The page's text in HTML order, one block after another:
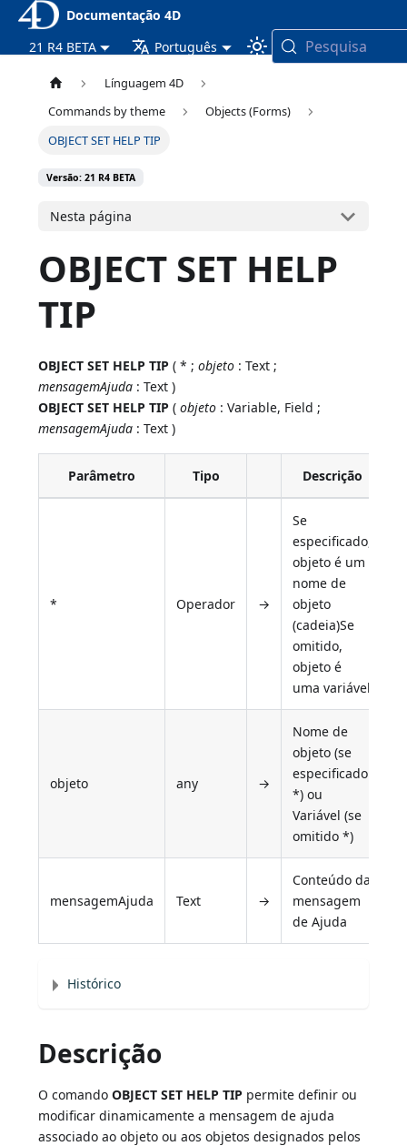
Documentação 4D
21 R4 BETA
Português Pesquisa
Línguagem 4D
Commands by theme
Objects (Forms)
OBJECT SET HELP TIP
Versão: 21 R4 BETA
Nesta página
OBJECT SET HELP
TIP
OBJECT SET HELP TIP ( * ;objeto : Text ;
mensagemAjuda : Text )
OBJECT SET HELP TIP (objeto : Variable, Field ;
mensagemAjuda : Text )
Parâmetro Tipo Descrição
* Operador →
Se
especificado,
objeto é um
nome de
objeto
(cadeia)Se
omitido,
objeto é
uma variável
objeto any →
Nome de
objeto (se
especificado
*) ou
Variável (se
omitido *)
mensagemAjuda Text →
Conteúdo da
mensagem
de Ajuda
Histórico
Descrição
O comandoOBJECT SET HELP TIP permite definir ou
modificar dinamicamente a mensagem de ajuda
associado ao objeto ou aos objetos designados pelos